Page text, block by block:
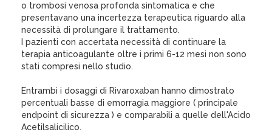
o trombosi venosa profonda sintomatica e che
presentavano una incertezza terapeutica riguardo alla
necessità di prolungare il trattamento.
I pazienti con accertata necessità di continuare la
terapia anticoagulante oltre i primi 6-12 mesi non sono
stati compresi nello studio.
Entrambi i dosaggi di Rivaroxaban hanno dimostrato
percentuali basse di emorragia maggiore ( principale
endpoint di sicurezza ) e comparabili a quelle dell'Acido
Acetilsalicilico.